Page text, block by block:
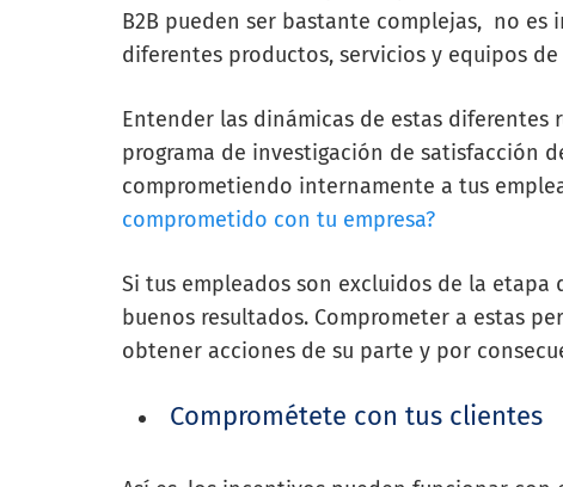
B2B pueden ser bastante complejas, no
diferentes productos, servicios y equipos de
Entender las dinámicas de estas diferentes
programa de investigación de satisfacción
comprometiendo internamente a tus
comprometido con tu empresa?
Si tus empleados son excluidos de la
buenos resultados. Comprometer a estas
obtener acciones de su parte y por
Comprométete con tus clientes